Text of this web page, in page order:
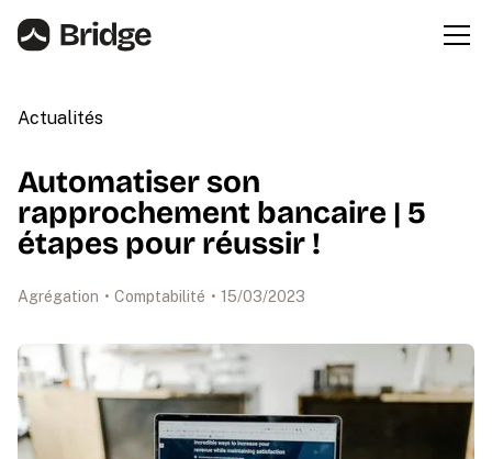
Actualités
Automatiser son
rapprochement bancaire | 5
étapes pour réussir !
Agrégation • Comptabilité • 15/03/2023